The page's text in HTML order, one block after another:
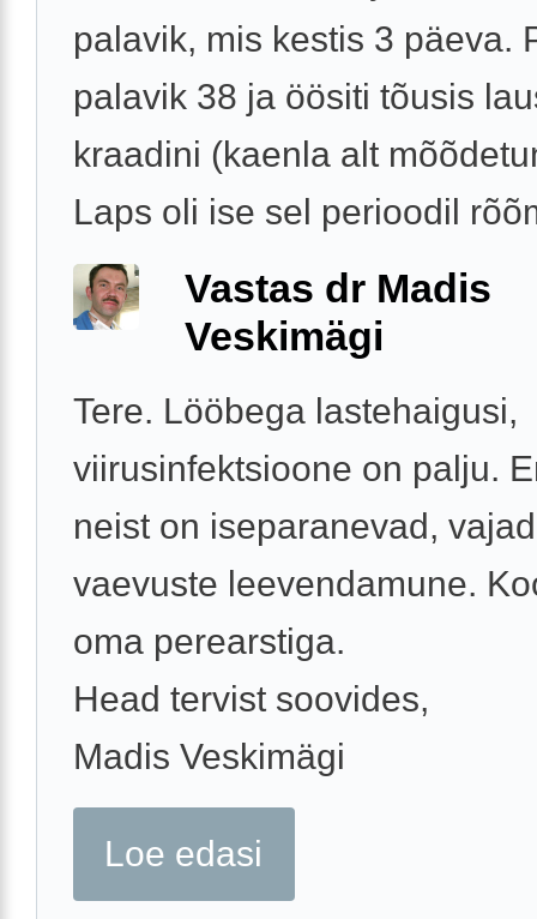
palavik, mis kestis 3 päeva.
palavik 38 ja öösiti tõusis
kraadini (kaenla alt
Laps oli ise sel perioodil
Vastas dr Madis
Veskimägi
Tere. Lööbega lastehaigusi,
viirusinfektsioone on palju.
neist on iseparanevad,
vaevuste leevendamune.
oma perearstiga.
Head tervist soovides,
Madis Veskimägi
Loe edasi